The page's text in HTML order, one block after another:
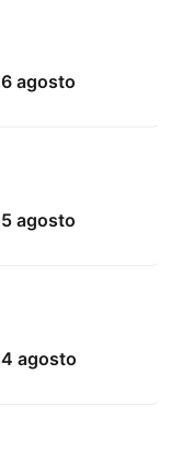
agosto
agosto
agosto